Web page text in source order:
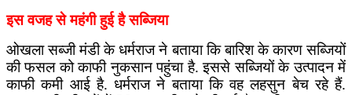
इस वजह से महंगी हुई है सब्जिया
ओखला सब्जी मंडी के धर्मराज ने बताया कि बारिश के कारण सब्जियों
की फसल को काफी नुकसान पहुंचा है. इससे सब्जियों के उत्पादन में
काफी कमी आई है. धर्मराज ने बताया कि वह लहसुन बेच रहे हैं.